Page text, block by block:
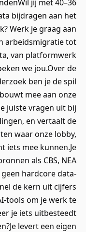
jij met
bijdragen aan het
Werk je graag aan
arbeidsmigratie tot
van platformwerk
we jou.Over de
ben je de spil
mee aan onze
juiste vragen uit bij
en vertaalt de
waar onze lobby,
iets mee kunnen.Je
als CBS, NEA
hardcore data-
de kern uit cijfers
tools om je werk te
je iets uitbesteedt
levert een eigen